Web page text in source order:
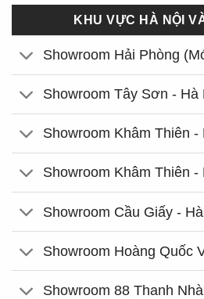
KHU VỰC HÀ NỘI
Showroom Hải Phòng
Showroom Tây Sơn - Hà
Showroom Khâm Thiên -
Showroom Khâm Thiên -
Showroom Cầu Giấy -
Showroom Hoàng Quốc
Showroom 88 Thanh